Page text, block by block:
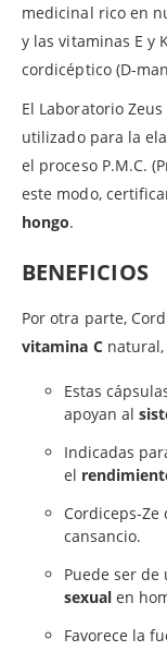
medicinal rico en
y las vitaminas E y
cordicéptico (D-
El Laboratorio
utilizado para la
el proceso P.M.C.
este modo,
hongo.
BENEFICIOS
Por otra parte,
vitamina Cnatural,
Estas
apoyan al
Indicadas
el
Cordiceps-
cansancio.
Puede ser
sexualen
Favorece la